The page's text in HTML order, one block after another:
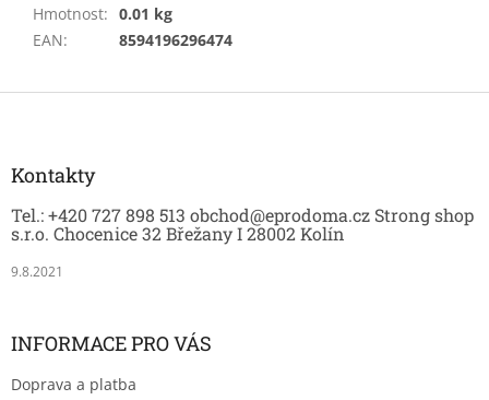
Hmotnost: 0.01 kg
EAN: 8594196296474
Kontakty
Tel.: +420 727 898 513 obchod@eprodoma.cz Strong shop
s.r.o. Chocenice 32 Břežany I 28002 Kolín
9.8.2021
INFORMACE PRO VÁS
Doprava a platba